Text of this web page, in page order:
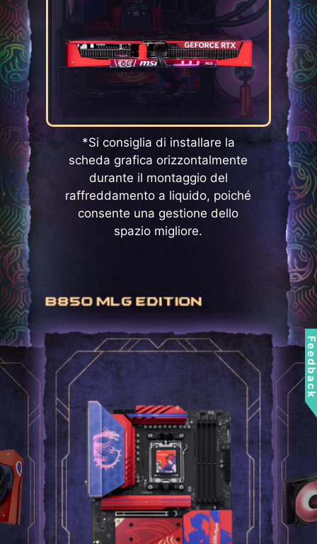
*Si consiglia di installare la
scheda grafica orizzontalmente
durante il montaggio del
raffreddamento a liquido, poiché
consente una gestione dello
spazio migliore.